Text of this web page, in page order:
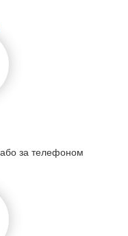
за телефоном